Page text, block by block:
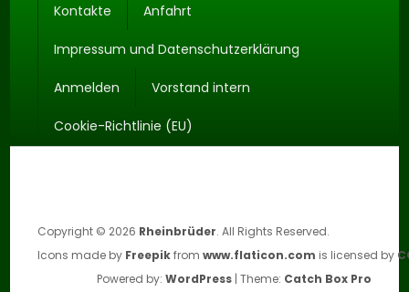
Kontakte Anfahrt
Impressum und Datenschutzerklärung
Anmelden Vorstand intern
Cookie-Richtlinie (EU)
Copyright © 2026 Rheinbrüder. All Rights Reserved.
Icons made by Freepikfromwww.flaticon.com is licensed by
Powered by: WordPress| Theme: Catch Box Pro